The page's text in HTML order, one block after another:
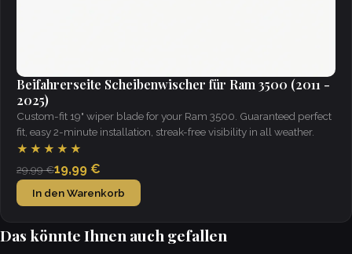
Beifahrerseite Scheibenwischer für Ram 3500 (2011 -
2025)
Custom-fit 19" wiper blade for your Ram 3500. Guaranteed perfect
fit, easy 2-minute installation, streak-free visibility in all weather.
★★★★★
29,99 €19,99 €
In den Warenkorb
Das könnte Ihnen auch gefallen